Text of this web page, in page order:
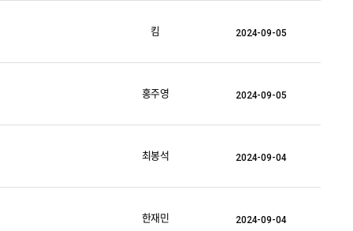
킴 2024-09-05
홍주영 2024-09-05
최봉석 2024-09-04
한재민 2024-09-04